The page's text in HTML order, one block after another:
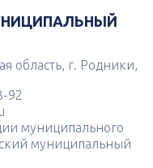
область, г. Родники,
92
муниципального
муниципальный